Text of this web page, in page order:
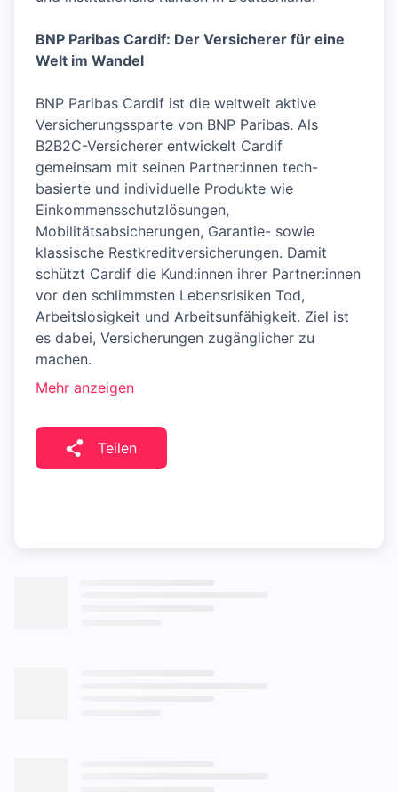
BNP Paribas Cardif: Der Versicherer für eine
Welt im Wandel
BNP Paribas Cardif ist die weltweit aktive
Versicherungssparte von BNP Paribas. Als
B2B2C-Versicherer entwickelt Cardif
gemeinsam mit seinen Partner:innen tech-
basierte und individuelle Produkte wie
Einkommensschutzlösungen,
Mobilitätsabsicherungen, Garantie- sowie
klassische Restkreditversicherungen. Damit
schützt Cardif die Kund:innen ihrer Partner:innen
vor den schlimmsten Lebensrisiken Tod,
Arbeitslosigkeit und Arbeitsunfähigkeit. Ziel ist
es dabei, Versicherungen zugänglicher zu
machen.
Mehr anzeigen
Teilen